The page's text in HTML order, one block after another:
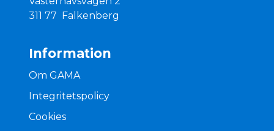
311 77 Falkenberg
Information
Om GAMA
Integritetspolicy
Cookies